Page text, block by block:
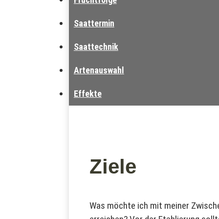
Saattermin
Saattechnik
Artenauswahl
Effekte
Ziele
Was möchte ich mit meiner